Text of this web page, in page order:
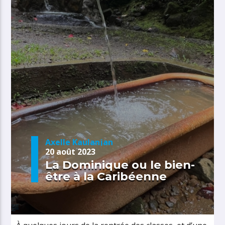
Axelle Kaulanjan
20 août 2023
La Dominique ou le bien-
être à la Caribéenne